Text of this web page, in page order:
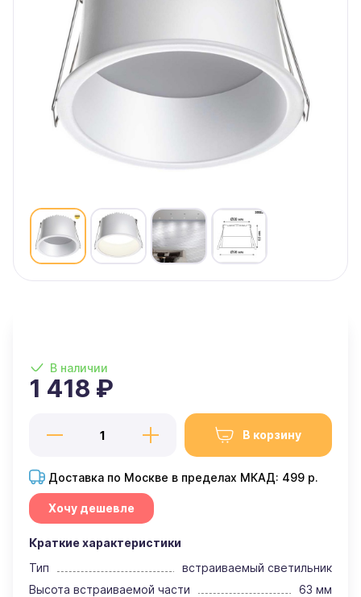
В наличии
1 418 ₽
В корзину
Доставка по Москве в пределах МКАД: 499 р.
Хочу дешевле
Краткие характеристики
Тип
встраиваемый светильник
Высота встраиваемой части
63 мм